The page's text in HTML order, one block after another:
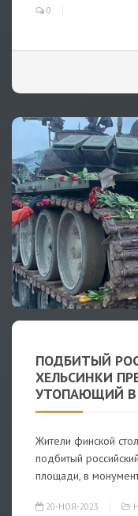
0
ПОДБИТЫЙ
ХЕЛЬСИНКИ
УТОПАЮЩИЙ В
Жители финской
подбитый
площади, в
20-НОЯ-2023